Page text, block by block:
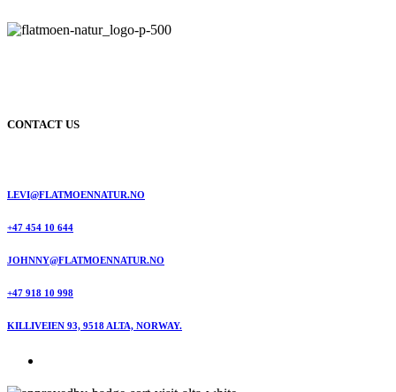
CONTACT US
LEVI@FLATMOENNATUR.NO
+47 454 10 644
JOHNNY@FLATMOENNATUR.NO
+47 918 10 998
KILLIVEIEN 93, 9518 ALTA, NORWAY.